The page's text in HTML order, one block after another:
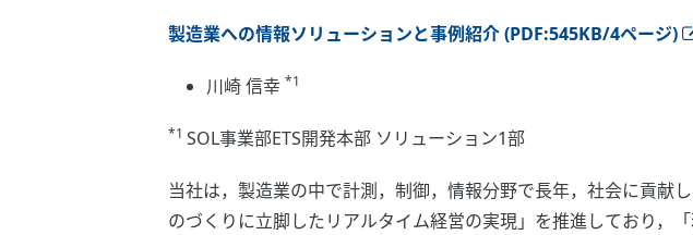
製造業への情報ソリューションと事例紹介 (PDF:545KB/4ページ)
川崎 信幸 *1
*1 SOL事業部ETS開発本部 ソリューション1部
当社は，製造業の中で計測，制御，情報分野で長年，社会に貢献
のづくりに立脚したリアルタイム経営の実現」を推進しており，